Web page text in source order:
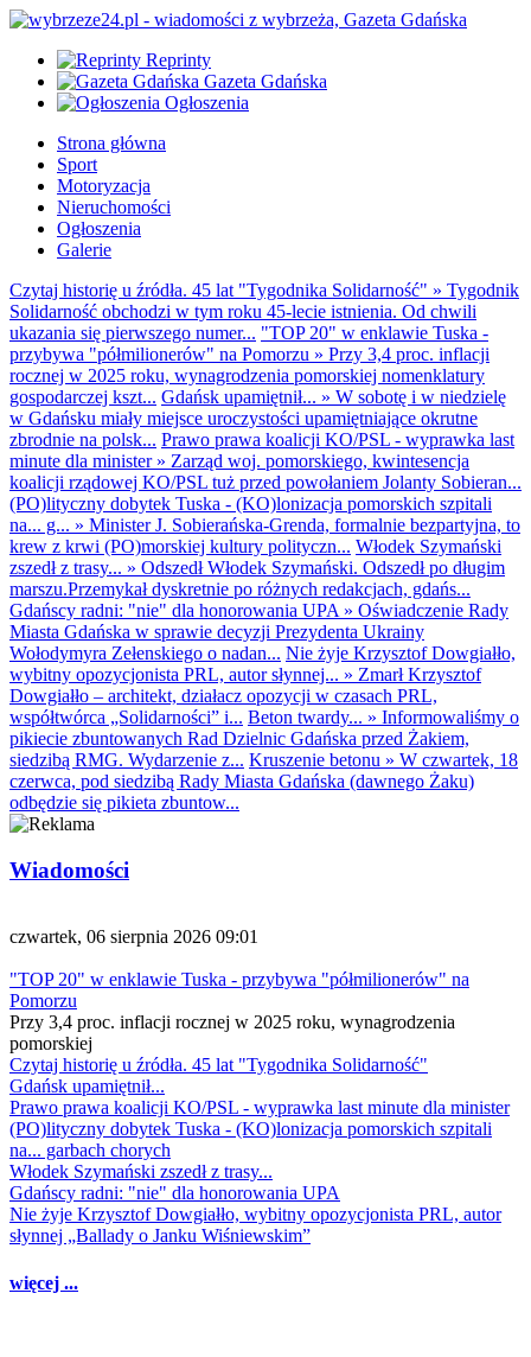
Reprinty
Gazeta Gdańska
Ogłoszenia
Strona główna
Sport
Motoryzacja
Nieruchomości
Ogłoszenia
Galerie
Czytaj historię u źródła. 45 lat "Tygodnika Solidarność" » Tygodnik
Solidarność obchodzi w tym roku 45-lecie istnienia. Od chwili
ukazania się pierwszego numer... "TOP 20" w enklawie Tuska -
przybywa "półmilionerów" na Pomorzu » Przy 3,4 proc. inflacji
rocznej w 2025 roku, wynagrodzenia pomorskiej nomenklatury
gospodarczej kszt... Gdańsk upamiętnił... » W sobotę i w niedzielę
w Gdańsku miały miejsce uroczystości upamiętniające okrutne
zbrodnie na polsk... Prawo prawa koalicji KO/PSL - wyprawka last
minute dla minister» Zarząd woj. pomorskiego, kwintesencja
koalicji rządowej KO/PSL tuż przed powołaniem Jolanty Sobieran...
(PO)lityczny dobytek Tuska - (KO)lonizacja pomorskich szpitali
na... g... » Minister J. Sobierańska-Grenda, formalnie bezpartyjna, to
krew z krwi (PO)morskiej kultury polityczn... Włodek Szymański
zszedł z trasy... » Odszedł Włodek Szymański. Odszedł po długim
marszu.Przemykał dyskretnie po różnych redakcjach, gdańs...
Gdańscy radni: "nie" dla honorowania UPA » Oświadczenie Rady
Miasta Gdańska w sprawie decyzji Prezydenta Ukrainy
Wołodymyra Zełenskiego o nadan... Nie żyje Krzysztof Dowgiałło,
wybitny opozycjonista PRL, autor słynnej... » Zmarł Krzysztof
Dowgiałło – architekt, działacz opozycji w czasach PRL,
współtwórca „Solidarności” i... Beton twardy... » Informowaliśmy o
pikiecie zbuntowanych Rad Dzielnic Gdańska przed Żakiem,
siedzibą RMG. Wydarzenie z... Kruszenie betonu » W czwartek, 18
czerwca, pod siedzibą Rady Miasta Gdańska (dawnego Żaku)
odbędzie się pikieta zbuntow...
Wiadomości
czwartek, 06 sierpnia 2026 09:01
"TOP 20" w enklawie Tuska - przybywa "półmilionerów" na
Pomorzu
Przy 3,4 proc. inflacji rocznej w 2025 roku, wynagrodzenia
pomorskiej
Czytaj historię u źródła. 45 lat "Tygodnika Solidarność"
Gdańsk upamiętnił...
Prawo prawa koalicji KO/PSL - wyprawka last minute dla minister
(PO)lityczny dobytek Tuska - (KO)lonizacja pomorskich szpitali
na... garbach chorych
Włodek Szymański zszedł z trasy...
Gdańscy radni: "nie" dla honorowania UPA
Nie żyje Krzysztof Dowgiałło, wybitny opozycjonista PRL, autor
słynnej „Ballady o Janku Wiśniewskim”
więcej ...